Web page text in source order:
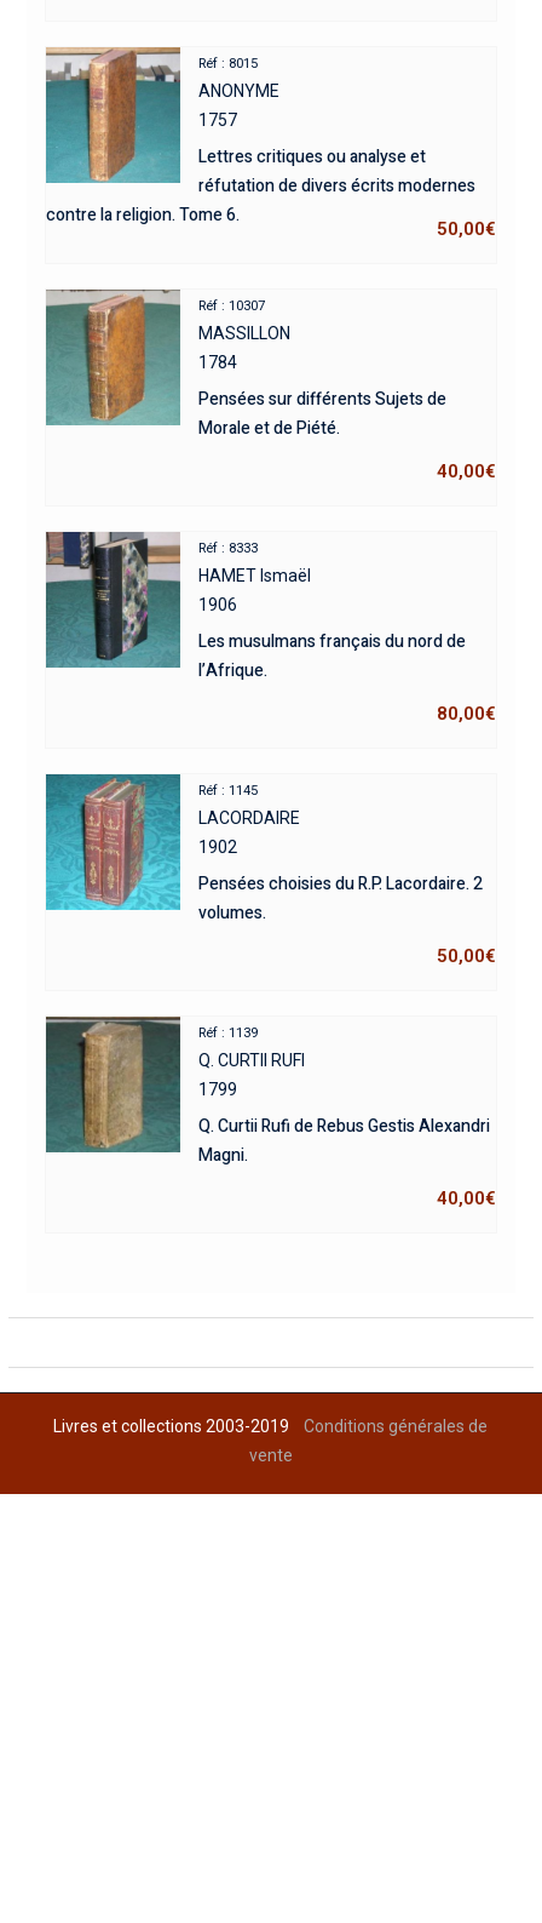
Réf : 8015
ANONYME
1757
Lettres critiques ou analyse et
réfutation de divers écrits modernes
contre la religion. Tome 6.
50,00€
Réf : 10307
MASSILLON
1784
Pensées sur différents Sujets de
Morale et de Piété.
40,00€
Réf : 8333
HAMET Ismaël
1906
Les musulmans français du nord de
l’Afrique.
80,00€
Réf : 1145
LACORDAIRE
1902
Pensées choisies du R.P. Lacordaire. 2
volumes.
50,00€
Réf : 1139
Q. CURTII RUFI
1799
Q. Curtii Rufi de Rebus Gestis Alexandri
Magni.
40,00€
Livres et collections 2003-2019Conditions générales de
vente